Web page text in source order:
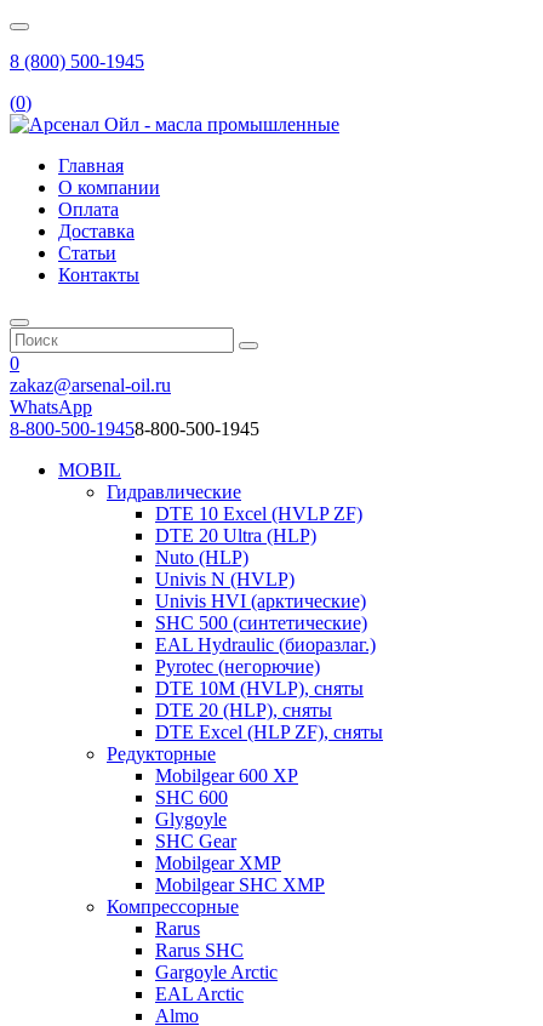
8 (800) 500-1945
(0)
Главная
О компании
Оплата
Доставка
Статьи
Контакты
0
zakaz@arsenal-oil.ru
WhatsApp
8-800-500-19458-800-500-1945
MOBIL
Гидравлические
DTE 10 Excel (HVLP ZF)
DTE 20 Ultra (HLP)
Nuto (HLP)
Univis N (HVLP)
Univis HVI (арктические)
SHC 500 (синтетические)
EAL Hydraulic (биоразлаг.)
Pyrotec (негорючие)
DTE 10M (HVLP), сняты
DTE 20 (HLP), сняты
DTE Excel (HLP ZF), сняты
Редукторные
Mobilgear 600 XP
SHC 600
Glygoyle
SHC Gear
Mobilgear XMP
Mobilgear SHC XMP
Компрессорные
Rarus
Rarus SHC
Gargoyle Arctic
EAL Arctic
Almo